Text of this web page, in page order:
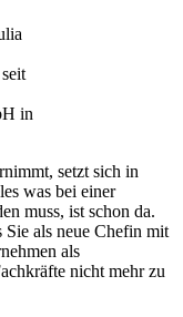
in
setzt sich in
was bei einer
muss, ist schon da.
Sie als neue Chefin mit
als
nicht mehr zu